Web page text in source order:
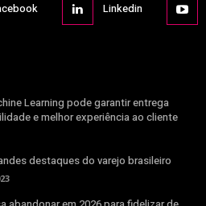
Linkedin
Learning pode garantir entrega
e melhor experiência ao cliente
destaques do varejo brasileiro